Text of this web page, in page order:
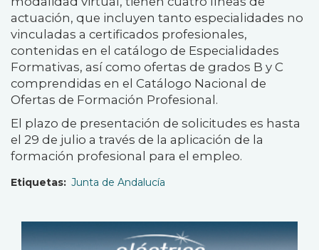
actuación, que incluyen tanto especialidades no
vinculadas a certificados profesionales,
contenidas en el catálogo de Especialidades
Formativas, así como ofertas de grados B y C
comprendidas en el Catálogo Nacional de
Ofertas de Formación Profesional.
El plazo de presentación de solicitudes es hasta
el 29 de julio a través de la aplicación de la
formación profesional para el empleo.
Etiquetas Junta de Andalucía